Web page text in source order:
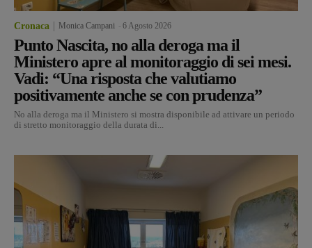
Cronaca Monica Campani 6 Agosto 2026
Punto Nascita, no alla deroga ma il
Ministero apre al monitoraggio di sei mesi.
Vadi: “Una risposta che valutiamo
positivamente anche se con prudenza”
No alla deroga ma il Ministero si mostra disponibile ad attivare un periodo
di stretto monitoraggio della durata di...